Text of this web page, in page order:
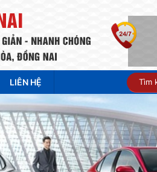
LIÊN HỆ